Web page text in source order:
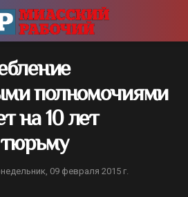
полномочиями
на 10 лет
09 февраля 2015 г.